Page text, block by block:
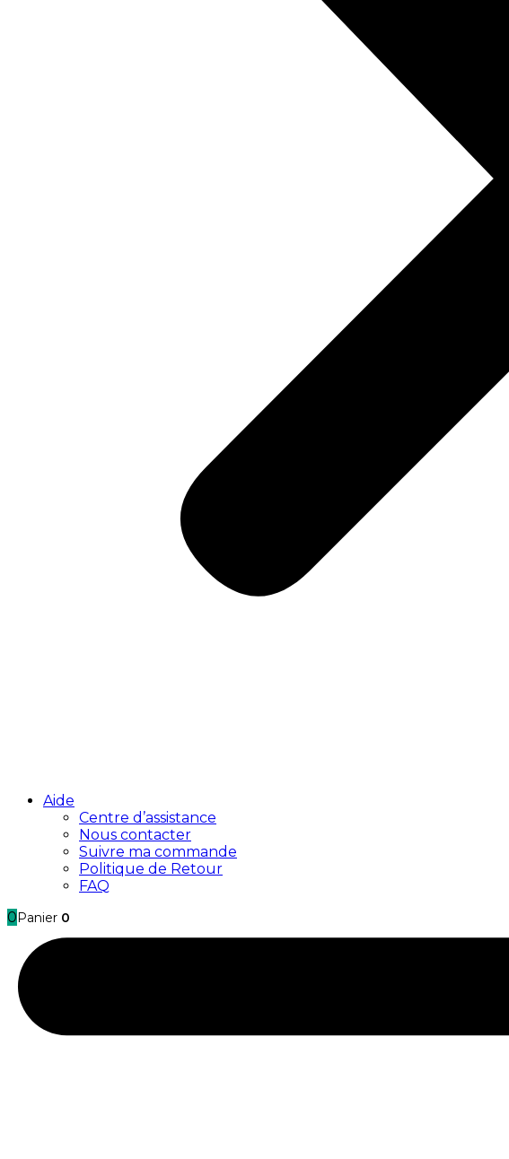
Aide
Centre d’assistance
Nous contacter
Suivre ma commande
Politique de Retour
FAQ
0 Panier 0